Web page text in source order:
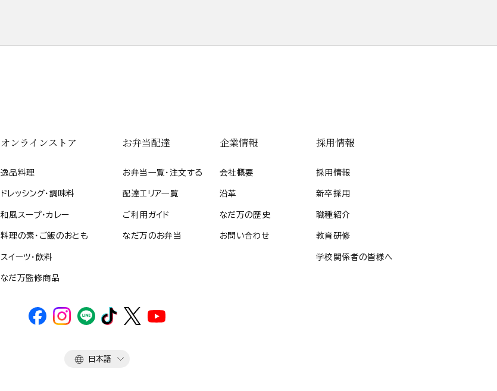
オンラインストア
逸品料理
ドレッシング・調味料
和風スープ・カレー
料理の素・ご飯のおとも
スイーツ・飲料
なだ万監修商品
お弁当配達
お弁当一覧・注文する
配達エリア一覧
ご利用ガイド
なだ万のお弁当
企業情報
会社概要
沿革
なだ万の歴史
お問い合わせ
採用情報
採用情報
新卒採用
職種紹介
教育研修
学校関係者の皆様へ
言
日本語